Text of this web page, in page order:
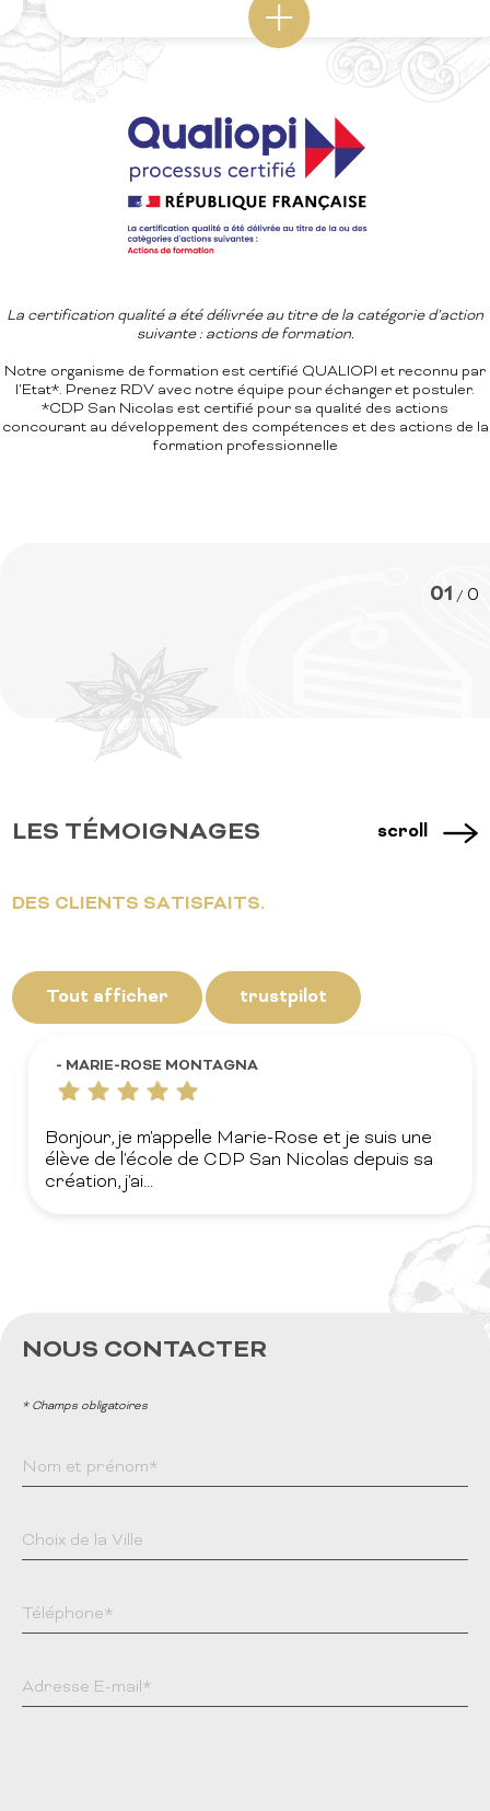
La certification qualité a été délivrée au titre de la catégorie d’action
suivante : actions de formation.
Notre organisme de formation est certifié QUALIOPI et reconnu par
l'Etat*. Prenez RDV avec notre équipe pour échanger et postuler.
*CDP San Nicolas est certifié pour sa qualité des actions
concourant au développement des compétences et des actions de la
formation professionnelle
01 / 0
LES TÉMOIGNAGES scroll
DES CLIENTS SATISFAITS.
Tout afficher trustpilot
- MARIE-ROSE MONTAGNA
Bonjour, je m'appelle Marie-Rose et je suis une
élève de l'école de CDP San Nicolas depuis sa
création, j'ai...
NOUS CONTACTER
* Champs obligatoires
Nom et prénom*
Choix de la Ville
Téléphone*
Adresse E-mail*